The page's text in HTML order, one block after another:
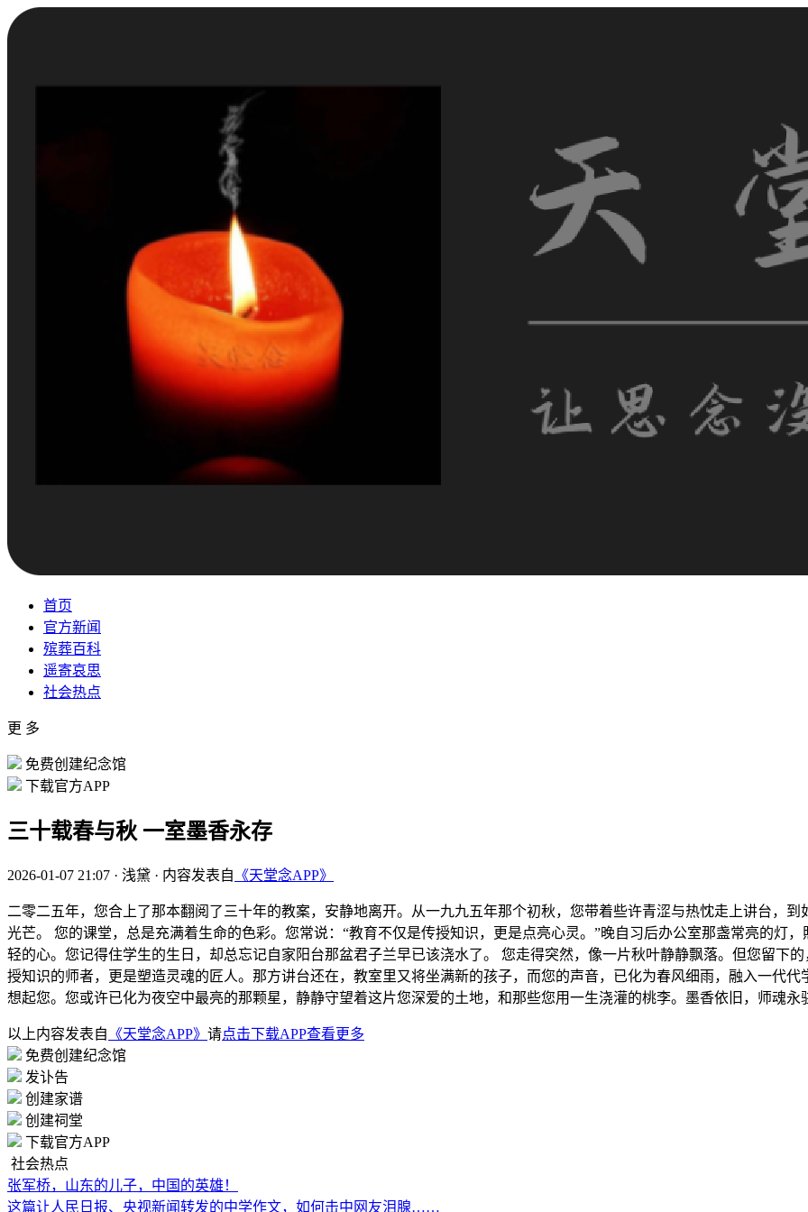
首页
官方新闻
殡葬百科
遥寄哀思
社会热点
更 多
免费创建纪念馆
下载官方APP
三十载春与秋 一室墨香永存
2026-01-07 21:07 · 浅黛 · 内容发表自 《天堂念APP》
二零二五年，您合上了那本翻阅了三十年的教案，安静地离开。从一九九五年那个初秋，您带着些许青涩与热忱走上讲台，
光芒。 您的课堂，总是充满着生命的色彩。您常说：“教育不仅是传授知识，更是点亮心灵。”晚自习后办公室那盏常亮的灯
轻的心。您记得住学生的生日，却总忘记自家阳台那盆君子兰早已该浇水了。 您走得突然，像一片秋叶静静飘落。但您留下
授知识的师者，更是塑造灵魂的匠人。那方讲台还在，教室里又将坐满新的孩子，而您的声音，已化为春风细雨，融入一代
想起您。您或许已化为夜空中最亮的那颗星，静静守望着这片您深爱的土地，和那些您用一生浇灌的桃李。墨香依旧，师魂永
以上内容发表自 《天堂念APP》 请点击下载APP查看更多
免费创建纪念馆
发讣告
创建家谱
创建祠堂
下载官方APP
社会热点
张军桥，山东的儿子，中国的英雄！
这篇让人民日报、央视新闻转发的中学作文，如何击中网友泪腺……